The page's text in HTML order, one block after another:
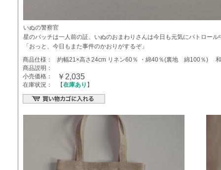
いぬの警察官
星のバッチは一人前の証、いぬのおまわりさんは今日も元気にパトロール
「おっと、今日もまた事件のかおりがするぞ」
商品仕様：
約幅21×高さ24cm リネン60％ ・綿40％(裏地 綿100％)
商品説明：
小売価格：
￥2,035
在庫状況： 【在庫あり 】